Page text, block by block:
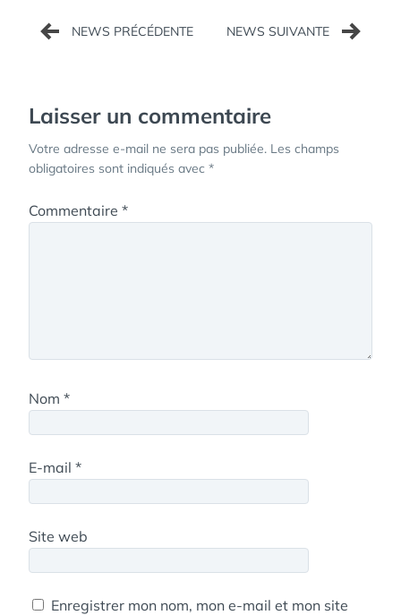
Navigation
de
Laisser un commentaire
Votre adresse e-mail ne sera pas publiée. Les champs
obligatoires sont indiqués avec *
Commentaire *
Nom *
E-mail *
Site web
Enregistrer mon nom, mon e-mail et mon site